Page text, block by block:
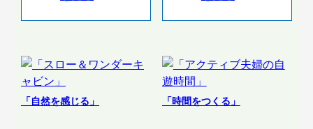
「自然を感じる」 「時間をつくる」